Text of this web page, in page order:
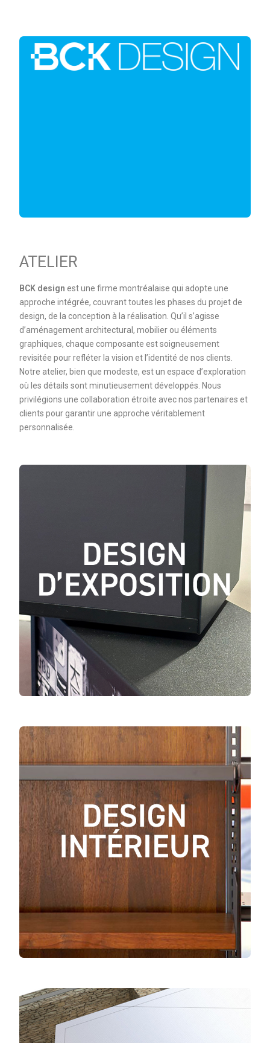
ATELIER
BCK design est une firme montréalaise qui adopte une
approche intégrée, couvrant toutes les phases du projet de
design, de la conception à la réalisation. Qu’il s’agisse
d’aménagement architectural, mobilier ou éléments
graphiques, chaque composante est soigneusement
revisitée pour refléter la vision et l’identité de nos clients.
Notre atelier, bien que modeste, est un espace d’exploration
où les détails sont minutieusement développés. Nous
privilégions une collaboration étroite avec nos partenaires et
clients pour garantir une approche véritablement
personnalisée.